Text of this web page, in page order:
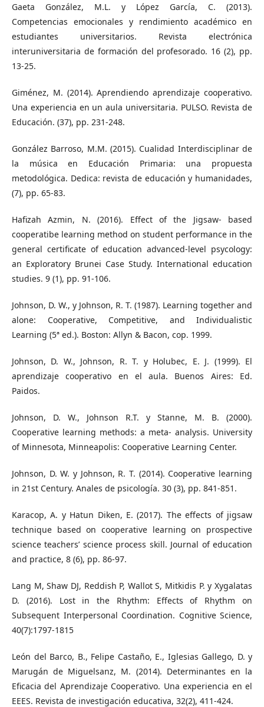
Gaeta González, M.L. y López García, C. (2013).
Competencias emocionales y rendimiento académico en
estudiantes universitarios. Revista electrónica
interuniversitaria de formación del profesorado. 16 (2), pp.
13-25.
Giménez, M. (2014). Aprendiendo aprendizaje cooperativo.
Una experiencia en un aula universitaria. PULSO. Revista de
Educación. (37), pp. 231-248.
González Barroso, M.M. (2015). Cualidad Interdisciplinar de
la música en Educación Primaria: una propuesta
metodológica. Dedica: revista de educación y humanidades,
(7), pp. 65-83.
Hafizah Azmin, N. (2016). Effect of the Jigsaw- based
cooperatibe learning method on student performance in the
general certificate of education advanced-level psycology:
an Exploratory Brunei Case Study. International education
studies. 9 (1), pp. 91-106.
Johnson, D. W., y Johnson, R. T. (1987). Learning together and
alone: Cooperative, Competitive, and Individualistic
Learning (5ª ed.). Boston: Allyn & Bacon, cop. 1999.
Johnson, D. W., Johnson, R. T. y Holubec, E. J. (1999). El
aprendizaje cooperativo en el aula. Buenos Aires: Ed.
Paidos.
Johnson, D. W., Johnson R.T. y Stanne, M. B. (2000).
Cooperative learning methods: a meta- analysis. University
of Minnesota, Minneapolis: Cooperative Learning Center.
Johnson, D. W. y Johnson, R. T. (2014). Cooperative learning
in 21st Century. Anales de psicología. 30 (3), pp. 841-851.
Karacop, A. y Hatun Diken, E. (2017). The effects of jigsaw
technique based on cooperative learning on prospective
science teachers’ science process skill. Journal of education
and practice, 8 (6), pp. 86-97.
Lang M, Shaw DJ, Reddish P, Wallot S, Mitkidis P. y Xygalatas
D. (2016). Lost in the Rhythm: Effects of Rhythm on
Subsequent Interpersonal Coordination. Cognitive Science,
40(7):1797‐1815
León del Barco, B., Felipe Castaño, E., Iglesias Gallego, D. y
Marugán de Miguelsanz, M. (2014). Determinantes en la
Eficacia del Aprendizaje Cooperativo. Una experiencia en el
EEES. Revista de investigación educativa, 32(2), 411-424.